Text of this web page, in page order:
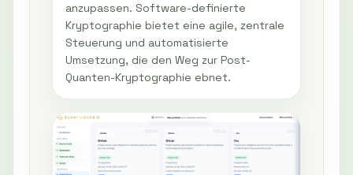
anzupassen. Software-definierte
Kryptographie bietet eine agile, zentrale
Steuerung und automatisierte
Umsetzung, die den Weg zur Post-
Quanten-Kryptographie ebnet.